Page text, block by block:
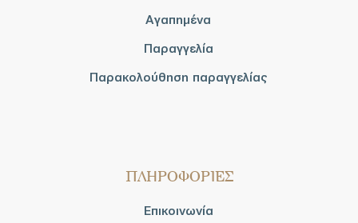
Αγαπημένα
Παραγγελία
Παρακολούθηση παραγγελίας
ΠΛΗΡΟΦΟΡΙΕΣ
Επικοινωνία